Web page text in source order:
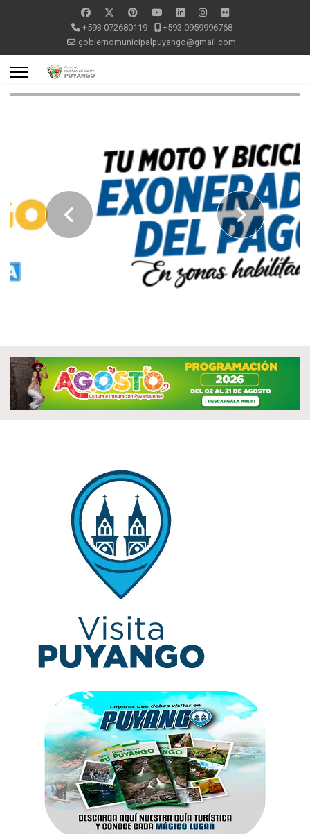
+593 072680119
+593 0959996768
gobiernomunicipalpuyango@gmail.com